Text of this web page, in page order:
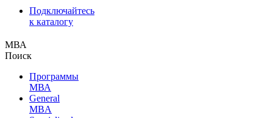
Подключайтесь
к каталогу
МВА
Поиск
Программы
МВА
General
MBA